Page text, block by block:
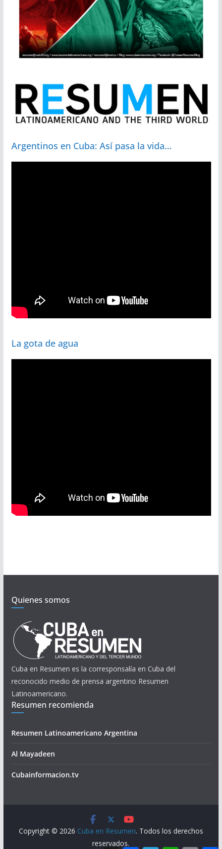
Argentinos en Cuba: Así pasa la vida…
La gota de agua
Quienes somos
Cuba en Resumen es la corresponsalía en Cuba del
reconocido medio de prensa argentino Resumen
Latinoamericano.
Resumen recomienda
Resumen Latinoamericano Argentina
Al Mayadeen
Cubainformacion.tv
Copyright © 2026 Cuba en Resumen. Todos los derechos
reservados.